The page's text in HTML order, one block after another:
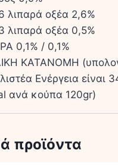
λιπαρά οξέα 2,6%
λιπαρά οξέα 0,5%
0,1% / 0,1%
ΚΑΤΑΝΟΜΗ
Ενέργεια είναι
ανά κούπα 120gr)
προϊόντα